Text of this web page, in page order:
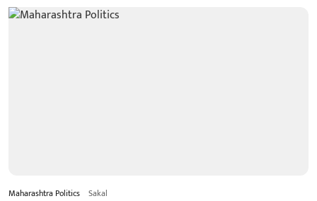
Maharashtra Politics Sakal